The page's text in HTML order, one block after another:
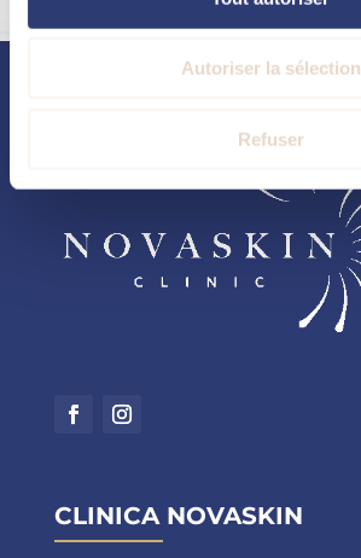
Autoriser la sélection
Refuser
CLINICA NOVASKIN